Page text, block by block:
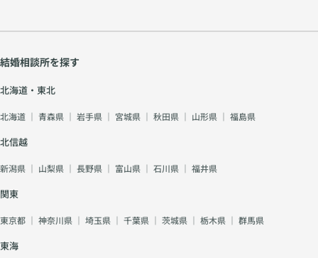
結婚相談所を探す
北海道・東北
北海道 ｜ 青森県 ｜ 岩手県 ｜ 宮城県 ｜ 秋田県 ｜ 山形県 ｜ 福島県
北信越
新潟県 ｜ 山梨県 ｜ 長野県 ｜ 富山県 ｜ 石川県 ｜ 福井県
関東
東京都 ｜ 神奈川県 ｜ 埼玉県 ｜ 千葉県 ｜ 茨城県 ｜ 栃木県 ｜ 群馬県
東海